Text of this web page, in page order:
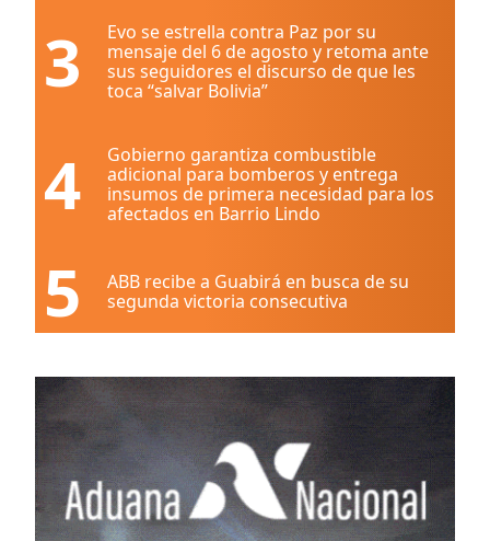
3
Evo se estrella contra Paz por su
mensaje del 6 de agosto y retoma ante
sus seguidores el discurso de que les
toca “salvar Bolivia”
4
Gobierno garantiza combustible
adicional para bomberos y entrega
insumos de primera necesidad para los
afectados en Barrio Lindo
5
ABB recibe a Guabirá en busca de su
segunda victoria consecutiva